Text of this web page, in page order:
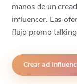
manos de un
influencer. Las
flujo promo
Crear ad